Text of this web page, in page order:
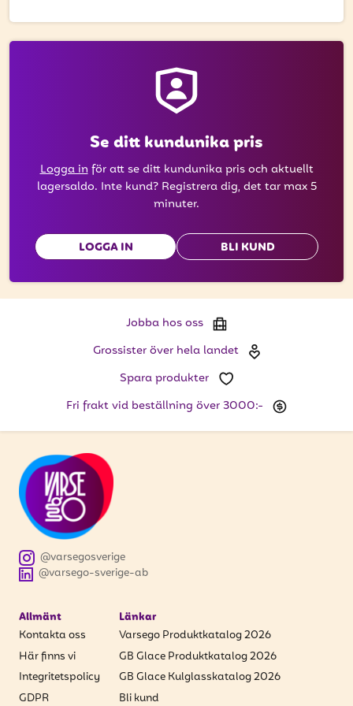
Ange din e-postadress nedan för att ta del av våra
nyheter och erbjudanden.
PRENUMERERA
Se ditt kundunika pris
Logga inför att se ditt kundunika pris och aktuellt
lagersaldo. Inte kund? Registrera dig, det tar max 5
minuter.
LOGGA IN BLI KUND
Jobba hos oss
Grossister över hela landet
Spara produkter
Fri frakt vid beställning över 3000:-
@varsego-sverige-ab
@varsegosverige
Allmänt
Kontakta oss
Här finns vi
Integritetspolicy
GDPR
Länkar
Varsego Produktkatalog 2026
GB Glace Produktkatalog 2026
GB Glace Kulglasskatalog 2026
Bli kund